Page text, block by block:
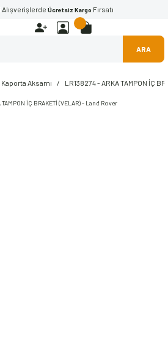
Ücretsiz Kargo Fırsatı
ARA
Kaporta Aksamı LR138274 - ARKA TAMPON İÇ